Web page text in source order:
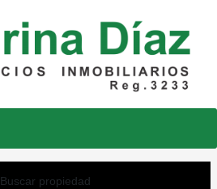
Buscar propiedad